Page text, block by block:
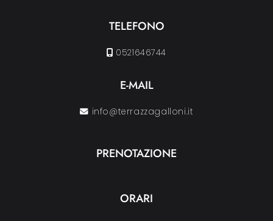
TELEFONO
0521646744
E-MAIL
info@terrazzagalloni.it
PRENOTAZIONE
ORARI